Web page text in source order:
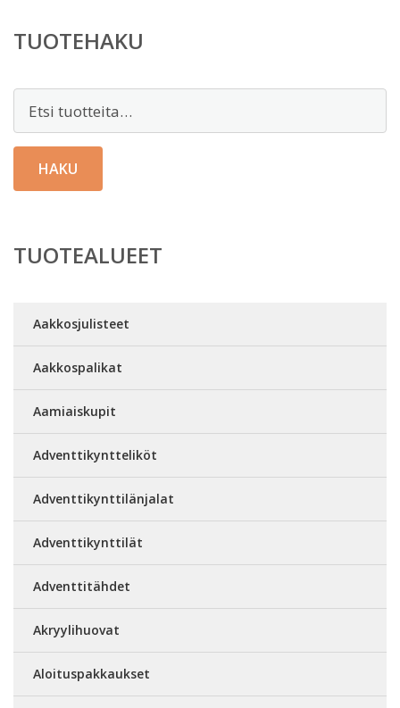
TUOTEHAKU
HAKU
TUOTEALUEET
Aakkosjulisteet
Aakkospalikat
Aamiaiskupit
Adventtikyntteliköt
Adventtikynttilänjalat
Adventtikynttilät
Adventtitähdet
Akryylihuovat
Aloituspakkaukset